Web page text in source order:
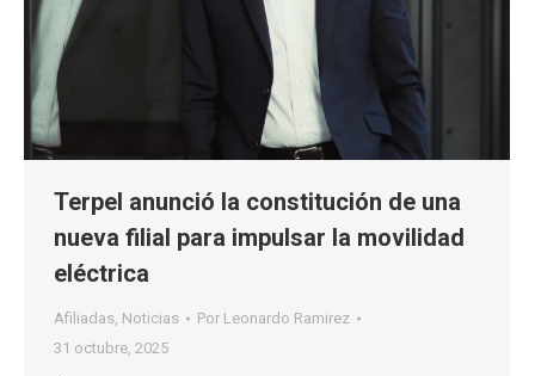
Terpel anunció la constitución de una
nueva filial para impulsar la movilidad
eléctrica
Afiliadas, Noticias Por Leonardo Ramirez
31 octubre, 2025